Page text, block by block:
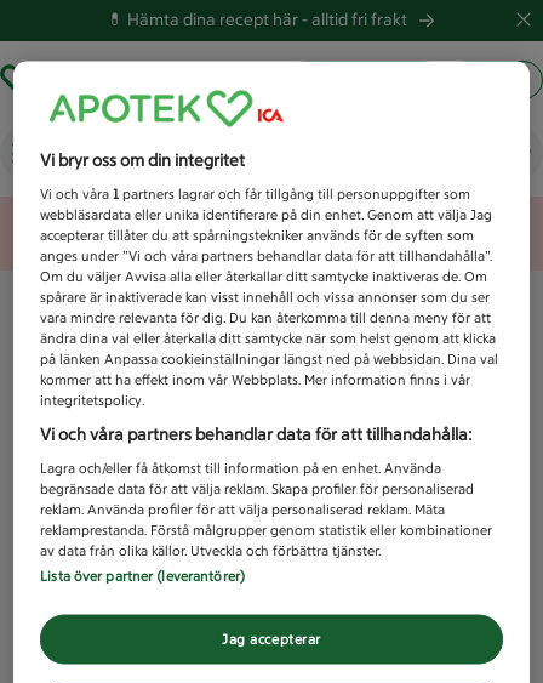
💊 Hämta dina recept här -alltid fri frakt
Vad letar du efter idag?
Unknown error
Vi bryr oss om din integritet
Vi och våra1 partners lagrar och får tillgång till personuppgifter som
webbläsardata eller unika identifierare på din enhet. Genom att välja Jag
accepterar tillåter du att spårningstekniker används för de syften som
anges under ”Vi och våra partners behandlar data för att tillhandahålla”.
Om du väljer Avvisa alla eller återkallar ditt samtycke inaktiveras de. Om
spårare är inaktiverade kan visst innehåll och vissa annonser som du ser
vara mindre relevanta för dig. Du kan återkomma till denna meny för att
ändra dina val eller återkalla ditt samtycke när som helst genom att klicka
på länken Anpassa cookieinställningar längst ned på webbsidan. Dina val
kommer att ha effekt inom vår Webbplats. Mer information finns i vår
integritetspolicy.
Vi och våra partners behandlar data för att tillhandahålla:
Lagra och/eller få åtkomst till information på en enhet. Använda
begränsade data för att välja reklam. Skapa profiler för personaliserad
reklam. Använda profiler för att välja personaliserad reklam. Mäta
reklamprestanda. Förstå målgrupper genom statistik eller kombinationer
av data från olika källor. Utveckla och förbättra tjänster.
Lista över partner (leverantörer)
Jag accepterar